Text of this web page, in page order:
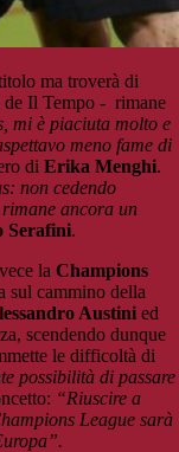
ma troverà di
de Il Tempo - rimane
mi è piaciuta molto e
meno fame di
di Erika Menghi.
non cedendo
ancora un
Serafini.
la Champions
sul cammino della
Austini ed
scendendo dunque
le difficoltà di
possibilità di passare
“Riuscire a
League sarà